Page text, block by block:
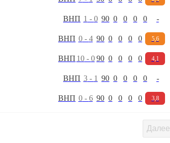
ВНП 1 - 0 90 0 0 0 0 -
ВНП 0- 4 90 0 0 0 0 5,6
ВНП 10- 0 90 0 0 0 0 4,1
ВНП 3- 1 90 0 0 0 0 -
ВНП 0- 6 90 0 0 0 0 3,8
Далее